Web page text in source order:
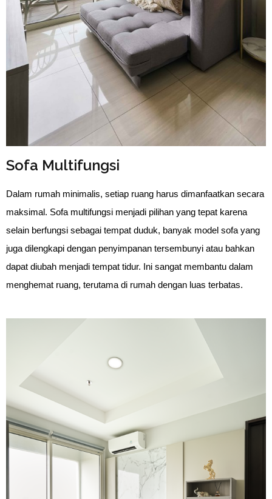
Sofa Multifungsi
Dalam rumah minimalis, setiap ruang harus dimanfaatkan secara
maksimal. Sofa multifungsi menjadi pilihan yang tepat karena
selain berfungsi sebagai tempat duduk, banyak model sofa yang
juga dilengkapi dengan penyimpanan tersembunyi atau bahkan
dapat diubah menjadi tempat tidur. Ini sangat membantu dalam
menghemat ruang, terutama di rumah dengan luas terbatas.